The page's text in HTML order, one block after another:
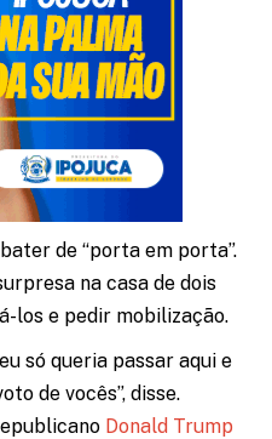
de “porta em porta”.
na casa de dois
los e pedir mobilização.
só queria passar aqui e
de vocês”, disse.
Donald Trump